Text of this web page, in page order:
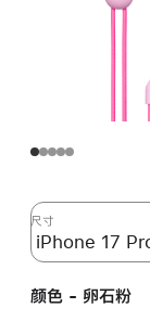
尺寸
颜色 - 卵石粉